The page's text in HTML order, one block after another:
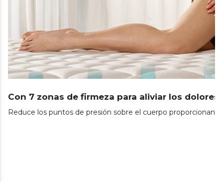
Con 7 zonas de firmeza para aliviar los dolores
Reduce los puntos de presión sobre el cuerpo